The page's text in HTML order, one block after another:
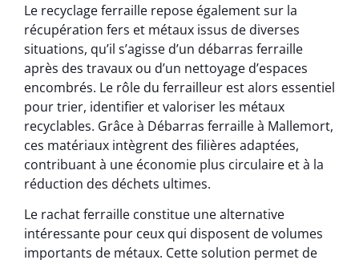
Le recyclage ferraille repose également sur la
récupération fers et métaux issus de diverses
situations, qu’il s’agisse d’un débarras ferraille
après des travaux ou d’un nettoyage d’espaces
encombrés. Le rôle du ferrailleur est alors essentiel
pour trier, identifier et valoriser les métaux
recyclables. Grâce à Débarras ferraille à Mallemort,
ces matériaux intègrent des filières adaptées,
contribuant à une économie plus circulaire et à la
réduction des déchets ultimes.
Le rachat ferraille constitue une alternative
intéressante pour ceux qui disposent de volumes
importants de métaux. Cette solution permet de